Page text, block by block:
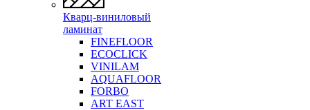
Кварц-виниловый
ламинат
FINEFLOOR
ECOCLICK
VINILAM
AQUAFLOOR
FORBO
ART EAST